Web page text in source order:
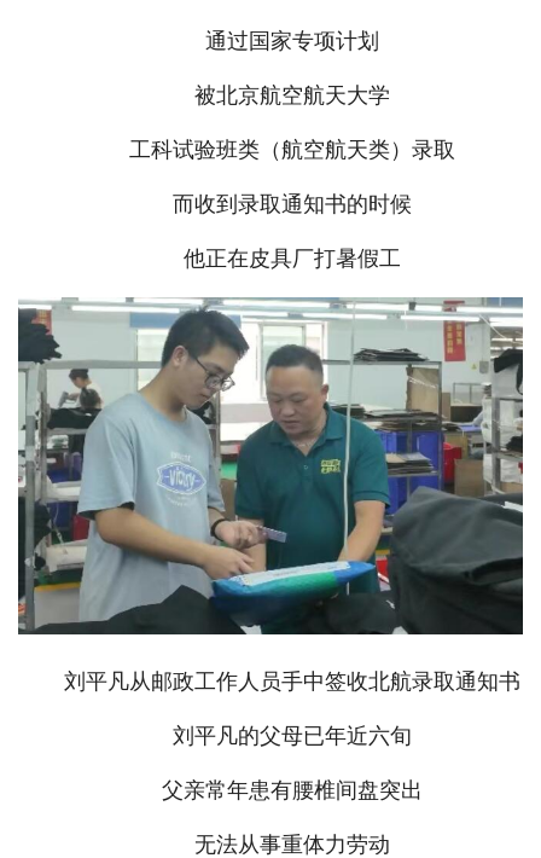
通过国家专项计划
被北京航空航天大学
工科试验班类（航空航天类）录取
而收到录取通知书的时候
他正在皮具厂打暑假工
刘平凡从邮政工作人员手中签收北航录取通知书
刘平凡的父母已年近六旬
父亲常年患有腰椎间盘突出
无法从事重体力劳动